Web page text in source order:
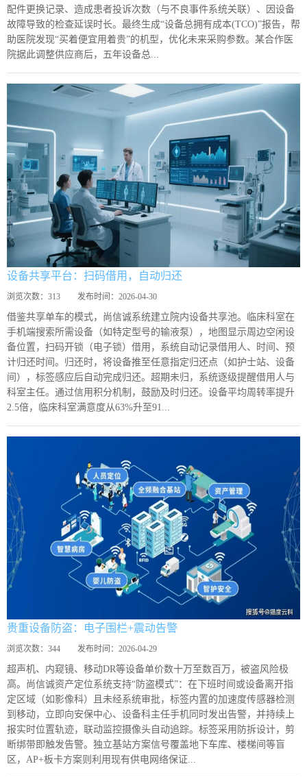
配件更换记录、造成患者投诉次数（与不良事件系统关联）、因设备
故障导致的检查延误时长。最终生成“设备总拥有成本(TCO)”报告，帮
助医院发现“买着便宜用着贵”的机型，优化未来采购参数。某合作医
院据此调整供应商后，五年设备总...
设备共享平台：扫码借用，自动归还
浏览次数： 313 发布时间： 2026-04-30
借鉴共享单车的模式，尚信诚系统建立院内设备共享池。临床科室在
手机端搜索所需设备（如特定型号的输液泵），地图显示周边空闲设
备位置，扫码开锁（电子锁）借用，系统自动记录借用人、时间、预
计归还时间。归还时，将设备推至任意指定归还点（如护士站、设备
间），标签感应后自动完成归还。超期未归，系统逐级提醒借用人与
科室主任。通过信用积分机制，鼓励及时归还。设备平均周转率提升
2.5倍，临床科室满意度从63%升至91...
贵重设备防盗：电子围栏+震动告警
浏览次数： 344 发布时间： 2026-04-29
超声机、内窥镜、移动DR等设备单价数十万至数百万，被盗风险极
高。尚信诚资产定位系统支持“防盗模式”：在下班时间或设备离开指
定区域（如影像科）且未经系统审批，标签内置的加速度传感器检测
到移动，立即向安保中心、设备科主任手机同时发出告警，并持续上
报实时位置轨迹，联动监控摄像头自动追踪。标签采用防拆设计，剪
断绑带即触发告警。独立基站方案信号覆盖地下车库、楼梯间等盲
区，AP+板卡方案则利用现有供电网络保证...